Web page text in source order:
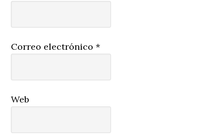
Correo electrónico*
Web